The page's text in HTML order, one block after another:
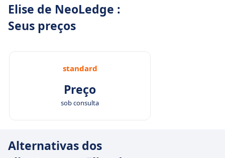
Elise de NeoLedge :
Seus preços
standard
Preço
sob consulta
Alternativas dos